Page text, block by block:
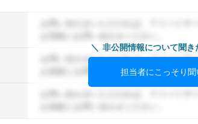
お問い合わせいただければ、アドバイザ
お気軽にお問い合わせください。
非公開情報について聞き
担当者にこっそり聞